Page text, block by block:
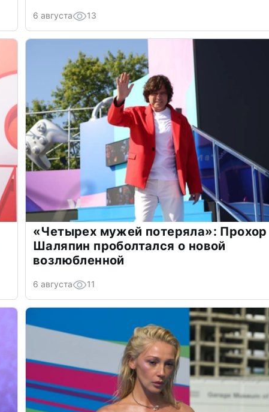
6 августа 13
«Четырех мужей потеряла»: Прохор
Шаляпин проболтался о новой
возлюбленной
6 августа 11